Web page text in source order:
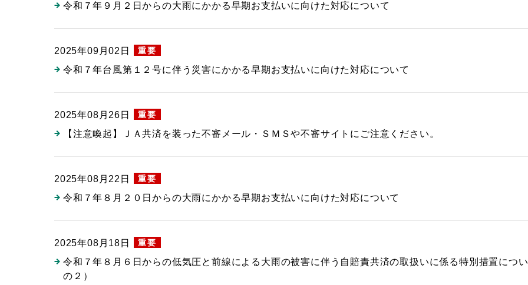
令和７年９月２日からの大雨にかかる早期お支払いに向けた対応について
2025年09月02日 重要
令和７年台風第１２号に伴う災害にかかる早期お支払いに向けた対応について
2025年08月26日 重要
【注意喚起】ＪＡ共済を装った不審メール・ＳＭＳや不審サイトにご注意ください。
2025年08月22日 重要
令和７年８月２０日からの大雨にかかる早期お支払いに向けた対応について
2025年08月18日 重要
令和７年８月６日からの低気圧と前線による大雨の被害に伴う自賠責共済の取扱いに係る特別措置につ
の２）